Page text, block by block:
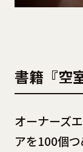
書籍『空
オーナーズ
アを100個